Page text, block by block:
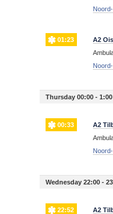
01:23
A2
Thursday 00:00 - 1:00
00:33
A2
Wednesday 22:00 -
22:52
A2